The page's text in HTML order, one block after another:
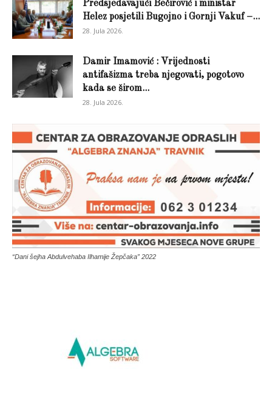
Predsjedavajući Bečirović i ministar
Helez posjetili Bugojno i Gornji Vakuf –...
28. Jula 2026.
Damir Imamović : Vrijednosti
antifašizma treba njegovati, pogotovo
kada se širom...
28. Jula 2026.
“Dani šejha Abdulvehaba Ilhamije Žepčaka” 2022